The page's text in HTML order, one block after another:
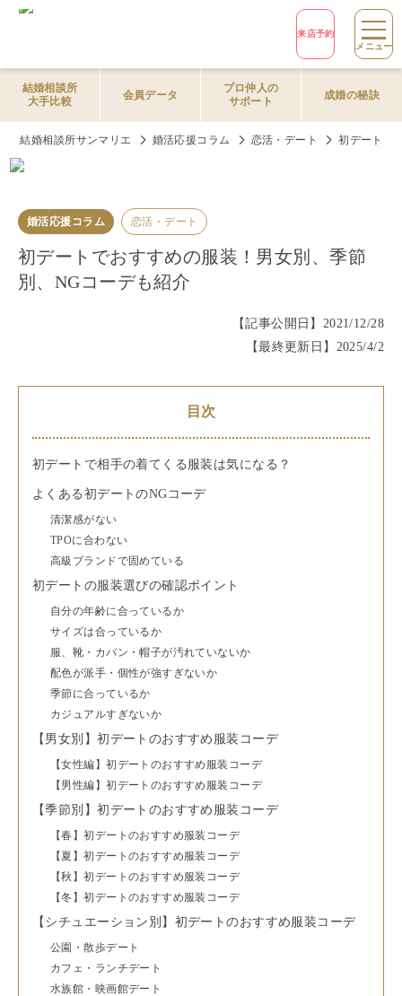
来店予約
メニュー
結婚相談所
大手比較
会員データ
プロ仲人の
サポート
成婚の秘訣
結婚相談所サンマリエ 婚活応援コラム 恋活・デート 初デートで
婚活応援コラム 恋活・デート
初デートでおすすめの服装！男女別、季節
別、NGコーデも紹介
【記事公開日】 2021/12/28
【最終更新日】 2025/4/2
目次
初デートで相手の着てくる服装は気になる？
よくある初デートのNGコーデ
清潔感がない
TPOに合わない
高級ブランドで固めている
初デートの服装選びの確認ポイント
自分の年齢に合っているか
サイズは合っているか
服、靴・カバン・帽子が汚れていないか
配色が派手・個性が強すぎないか
季節に合っているか
カジュアルすぎないか
【男女別】初デートのおすすめ服装コーデ
【女性編】初デートのおすすめ服装コーデ
【男性編】初デートのおすすめ服装コーデ
【季節別】初デートのおすすめ服装コーデ
【春】初デートのおすすめ服装コーデ
【夏】初デートのおすすめ服装コーデ
【秋】初デートのおすすめ服装コーデ
【冬】初デートのおすすめ服装コーデ
【シチュエーション別】初デートのおすすめ服装コーデ
公園・散歩デート
カフェ・ランチデート
水族館・映画館デート